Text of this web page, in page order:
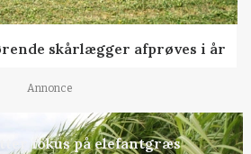
skårlægger afprøves i år
Annonce
fokus på elefantgræs